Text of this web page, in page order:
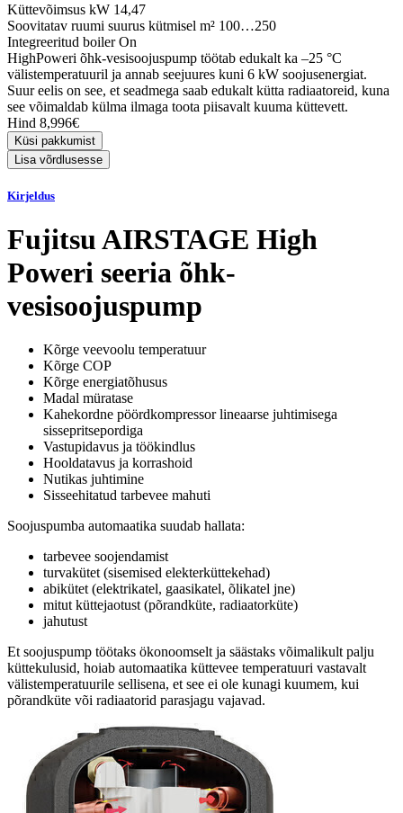
Küttevõimsus kW 14,47
Soovitatav ruumi suurus kütmisel m² 100…250
Integreeritud boilerOn
HighPoweri õhk-vesisoojuspump töötab edukalt ka –25 °C
välistemperatuuril ja annab seejuures kuni 6 kW soojusenergiat.
Suur eelis on see, et seadmega saab edukalt kütta radiaatoreid, kuna
see võimaldab külma ilmaga toota piisavalt kuuma küttevett.
Hind 8,996€
Kirjeldus
Fujitsu AIRSTAGE High
Poweri seeria õhk-
vesisoojuspump
Kõrge veevoolu temperatuur
Kõrge COP
Kõrge energiatõhusus
Madal müratase
Kahekordne pöördkompressor lineaarse juhtimisega
sissepritsepordiga
Vastupidavus ja töökindlus
Hooldatavus ja korrashoid
Nutikas juhtimine
Sisseehitatud tarbevee mahuti
Soojuspumba automaatika suudab hallata:
tarbevee soojendamist
turvakütet (sisemised elekterküttekehad)
abikütet (elektrikatel, gaasikatel, õlikatel jne)
mitut küttejaotust (põrandküte, radiaatorküte)
jahutust
Et soojuspump töötaks ökonoomselt ja säästaks võimalikult palju
küttekulusid, hoiab automaatika küttevee temperatuuri vastavalt
välistemperatuurile sellisena, et see ei ole kunagi kuumem, kui
põrandküte või radiaatorid parasjagu vajavad.